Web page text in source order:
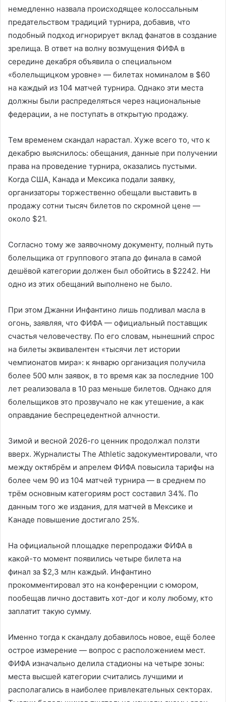
немедленно назвала происходящее колоссальным
предательством традиций турнира, добавив, что
подобный подход игнорирует вклад фанатов в создание
зрелища. В ответ на волну возмущения ФИФА в
середине декабря объявила о специальном
«болельщицком уровне» — билетах номиналом в $60
на каждый из 104 матчей турнира. Однако эти места
должны были распределяться через национальные
федерации, а не поступать в открытую продажу.
Тем временем скандал нарастал. Хуже всего то, что к
декабрю выяснилось: обещания, данные при получении
права на проведение турнира, оказались пустыми.
Когда США, Канада и Мексика подали заявку,
организаторы торжественно обещали выставить в
продажу сотни тысяч билетов по скромной цене —
около $21.
Согласно тому же заявочному документу, полный путь
болельщика от группового этапа до финала в самой
дешёвой категории должен был обойтись в $2242. Ни
одно из этих обещаний выполнено не было.
При этом Джанни Инфантино лишь подливал масла в
огонь, заявляя, что ФИФА — официальный поставщик
счастья человечеству. По его словам, нынешний спрос
на билеты эквивалентен «тысячи лет истории
чемпионатов мира»: к январю организация получила
более 500 млн заявок, в то время как за последние 100
лет реализовала в 10 раз меньше билетов. Однако для
болельщиков это прозвучало не как утешение, а как
оправдание беспрецедентной алчности.
Зимой и весной 2026-го ценник продолжал ползти
вверх. Журналисты The Athletic задокументировали, что
между октябрём и апрелем ФИФА повысила тарифы на
более чем 90 из 104 матчей турнира — в среднем по
трём основным категориям рост составил 34%. По
данным того же издания, для матчей в Мексике и
Канаде повышение достигало 25%.
На официальной площадке перепродажи ФИФА в
какой-то момент появились четыре билета на
финал за $2,3 млн каждый. Инфантино
прокомментировал это на конференции с юмором,
пообещав лично доставить хот-дог и колу любому, кто
заплатит такую сумму.
Именно тогда к скандалу добавилось новое, ещё более
острое измерение — вопрос с расположением мест.
ФИФА изначально делила стадионы на четыре зоны:
места высшей категории считались лучшими и
располагались в наиболее привлекательных секторах.